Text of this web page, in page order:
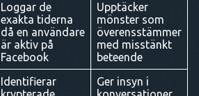
Loggar de
exakta tiderna
då en användare
är aktiv på
Facebook
Upptäcker
mönster som
överensstämmer
med misstänkt
beteende
Identifierar
Ger insyn i